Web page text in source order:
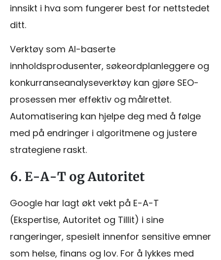
innsikt i hva som fungerer best for nettstedet
ditt.
Verktøy som AI-baserte
innholdsprodusenter, søkeordplanleggere og
konkurranseanalyseverktøy kan gjøre SEO-
prosessen mer effektiv og målrettet.
Automatisering kan hjelpe deg med å følge
med på endringer i algoritmene og justere
strategiene raskt.
6. E-A-T og Autoritet
Google har lagt økt vekt på E-A-T
(Ekspertise, Autoritet og Tillit) i sine
rangeringer, spesielt innenfor sensitive emner
som helse, finans og lov. For å lykkes med